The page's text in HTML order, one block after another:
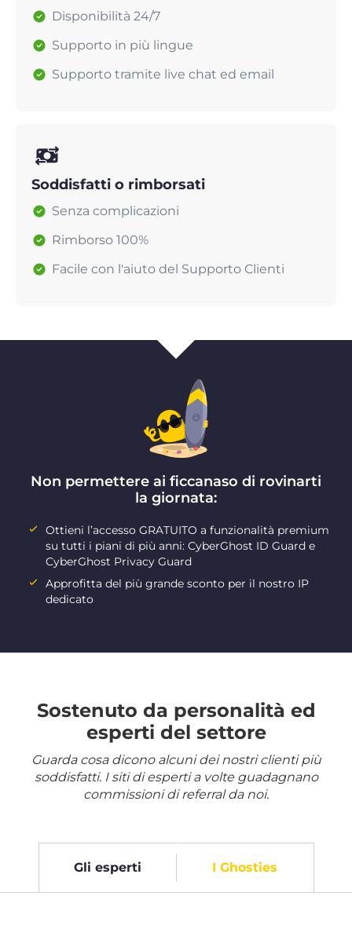
Disponibilità 24/7
Supporto in più lingue
Supporto tramite live chat ed email
Soddisfatti o rimborsati
Senza complicazioni
Rimborso 100%
Facile con l'aiuto del Supporto Clienti
Non permettere ai ficcanaso di rovinarti
la giornata:
Ottieni l’accesso GRATUITO a funzionalità premium
su tutti i piani di più anni: CyberGhost ID Guard e
CyberGhost Privacy Guard
Approfitta del più grande sconto per il nostro IP
dedicato
Sostenuto da personalità ed
esperti del settore
Guarda cosa dicono alcuni dei nostri clienti più
soddisfatti. I siti di esperti a volte guadagnano
commissioni di referral da noi.
Gli esperti I Ghosties